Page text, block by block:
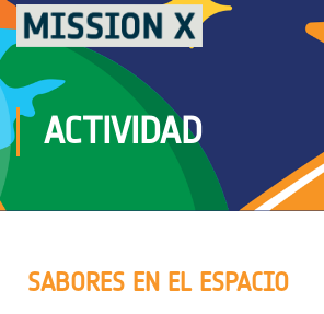
ACTIVIDAD
SABORES EN EL ESPACIO